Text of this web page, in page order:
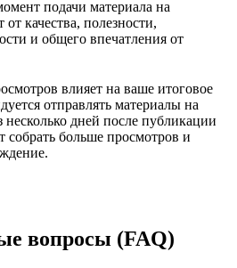
подачи материала на
качества, полезности,
и общего впечатления от
влияет на ваше итоговое
отправлять материалы на
несколько дней после публикации
собрать больше просмотров и
вопросы (FAQ)